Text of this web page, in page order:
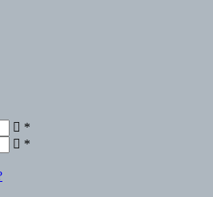
*
*